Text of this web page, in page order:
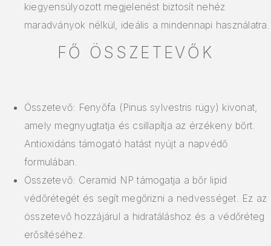
kiegyensúlyozott megjelenést biztosít nehéz
maradványok nélkül, ideális a mindennapi használatra.
FŐ ÖSSZETEVŐK
Összetevő: Fenyőfa (Pinus sylvestris rügy) kivonat,
amely megnyugtatja és csillapítja az érzékeny bőrt.
Antioxidáns támogató hatást nyújt a napvédő
formulában.
Összetevő: Ceramid NP támogatja a bőr lipid
védőrétegét és segít megőrizni a nedvességet. Ez az
összetevő hozzájárul a hidratáláshoz és a védőréteg
erősítéséhez.